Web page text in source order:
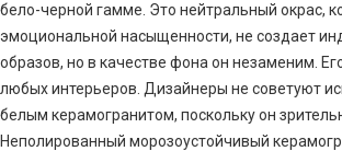
бело-черной гамме. Это нейтральный окрас,
эмоциональной насыщенности, не создает
образов, но в качестве фона он незаменим.
любых интерьеров. Дизайнеры не советуют
белым керамогранитом, поскольку он
Неполированный морозоустойчивый